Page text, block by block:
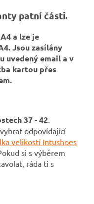
patní části.
a lze je
Jsou zasílány
uvedený email a v
kartou přes
37 - 42
odpovídající
velikostí Intushoes
si s výběrem
ráda ti s